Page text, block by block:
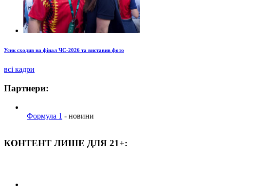
Усик сходив на фінал ЧС-2026 та виставив фото
всі кадри
Партнери:
Формула 1 - новини
КОНТЕНТ ЛИШЕ ДЛЯ 21+: